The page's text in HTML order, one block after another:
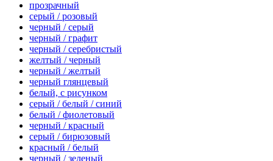
прозрачный
серый / розовый
черный / серый
черный / графит
черный / серебристый
желтый / черный
черный / желтый
черный глянцевый
белый, с рисунком
серый / белый / синий
белый / фиолетовый
черный / красный
серый / бирюзовый
красный / белый
черный / зеленый